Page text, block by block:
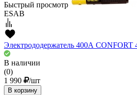
Быстрый просмотр
ESAB
Электрододержатель 400А CONFORT
В наличии
(0)
1 990
/шт
В корзину